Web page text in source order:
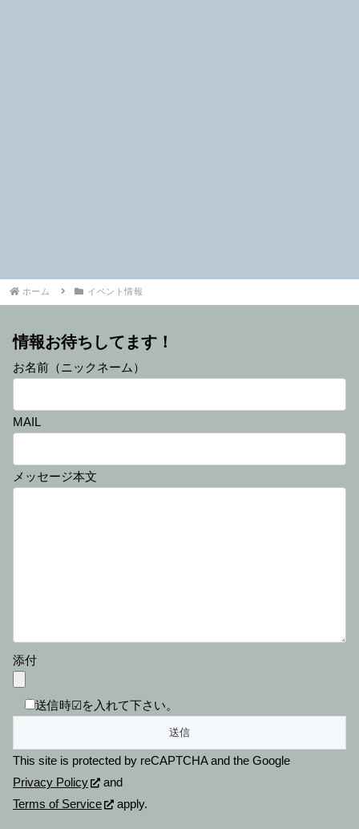
ホーム イベント情報
情報お待ちしてます！
お名前（ニックネーム）
MAIL
メッセージ本文
添付
送信時☑を入れて下さい。
This site is protected by reCAPTCHA and the Google
Privacy Policy
and
Terms of Service
apply.